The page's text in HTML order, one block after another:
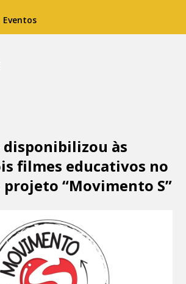
Eventos
às
filmes educativos no
“Movimento S”